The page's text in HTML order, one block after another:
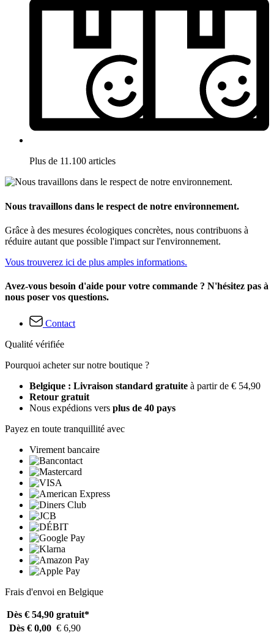
Plus de 11.100 articles
Nous travaillons dans le respect de notre environnement.
Grâce à des mesures écologiques concrètes, nous contribuons à
réduire autant que possible l'impact sur l'environnement.
Vous trouverez ici de plus amples informations.
Avez-vous besoin d'aide pour votre commande ? N'hésitez pas à
nous poser vos questions.
Contact
Qualité vérifiée
Pourquoi acheter sur notre boutique ?
Belgique : Livraison standard gratuite à partir de € 54,90
Retour gratuit
Nous expédions vers plus de 40 pays
Payez en toute tranquillité avec
Virement bancaire
Frais d'envoi en Belgique
Dès € 54,90 gratuit*
Dès € 0,00 € 6,90